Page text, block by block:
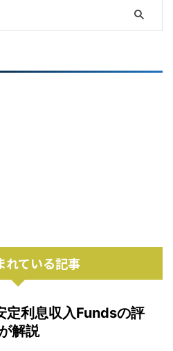
れている記事
定利息収入Fundsの評
解説